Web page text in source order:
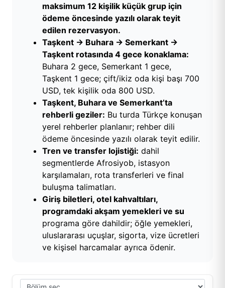
maksimum 12 kişilik küçük grup için
ödeme öncesinde yazılı olarak teyit
edilen rezervasyon.
Taşkent → Buhara → Semerkant →
Taşkent rotasında 4 gece konaklama:
Buhara 2 gece, Semerkant 1 gece,
Taşkent 1 gece; çift/ikiz oda kişi başı 700
USD, tek kişilik oda 800 USD.
Taşkent, Buhara ve Semerkant’ta
rehberli geziler: Bu turda Türkçe konuşan
yerel rehberler planlanır; rehber dili
ödeme öncesinde yazılı olarak teyit edilir.
Tren ve transfer lojistiği: dahil
segmentlerde Afrosiyob, istasyon
karşılamaları, rota transferleri ve final
buluşma talimatları.
Giriş biletleri, otel kahvaltıları,
programdaki akşam yemekleri ve su
programa göre dahildir; öğle yemekleri,
uluslararası uçuşlar, sigorta, vize ücretleri
ve kişisel harcamalar ayrıca ödenir.